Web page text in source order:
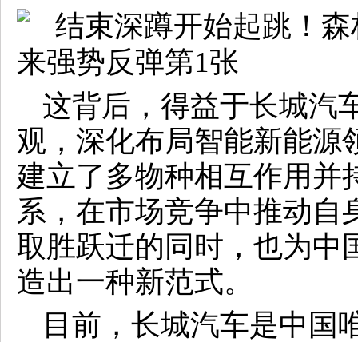
这背后，得益于长城汽
观，深化布局智能新能源
建立了多物种相互作用并
系，在市场竞争中推动自
取胜跃迁的同时，也为中
造出一种新范式。
目前，长城汽车是中国